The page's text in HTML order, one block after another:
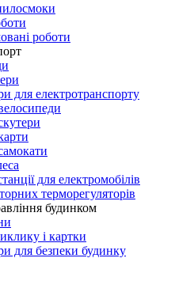
роботи
для електротранспорту
для електромобілів
терморегуляторів
будинком
і картки
для безпеки будинку